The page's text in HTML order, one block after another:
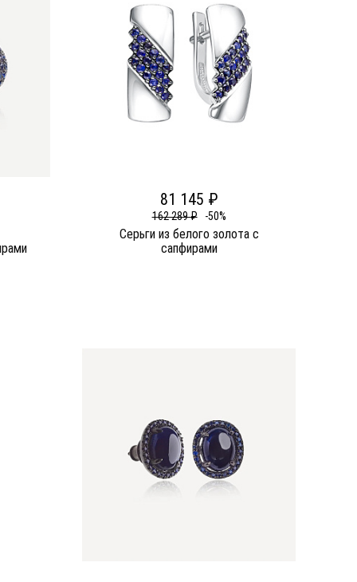
81 145 ₽
162 289 ₽ -50%
Серьги из белого золота c
сапфирами